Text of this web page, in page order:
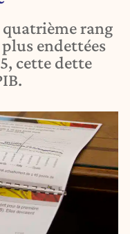
quatrième rang
endettées
cette dette